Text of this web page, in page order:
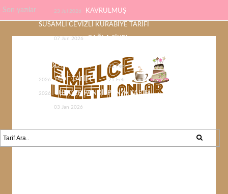
Son yazılar 23 Jul 2026 KAVRULMUŞ
SUSAMLI CEVİZLİ KURABİYE TARİFİ
07 Jun 2026 ÇAĞLA ŞİKEL
ÇİKOLATA TARİFİ 22 Feb
2026 PİDE TARİFİ 21 Feb
2026 SÜNGER PANDİSPANYA TARİFİ
03 Jan 2026